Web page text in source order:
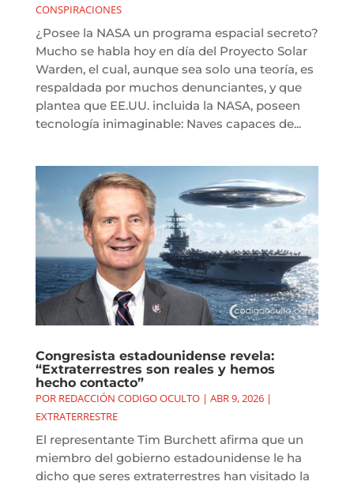
CONSPIRACIONES
¿Posee la NASA un programa espacial secreto?
Mucho se habla hoy en día del Proyecto Solar
Warden, el cual, aunque sea solo una teoría, es
respaldada por muchos denunciantes, y que
plantea que EE.UU. incluida la NASA, poseen
tecnología inimaginable: Naves capaces de...
Congresista estadounidense revela:
“Extraterrestres son reales y hemos
hecho contacto”
POR REDACCIÓN CODIGO OCULTO| ABR 9, 2026|
EXTRATERRESTRE
El representante Tim Burchett afirma que un
miembro del gobierno estadounidense le ha
dicho que seres extraterrestres han visitado la